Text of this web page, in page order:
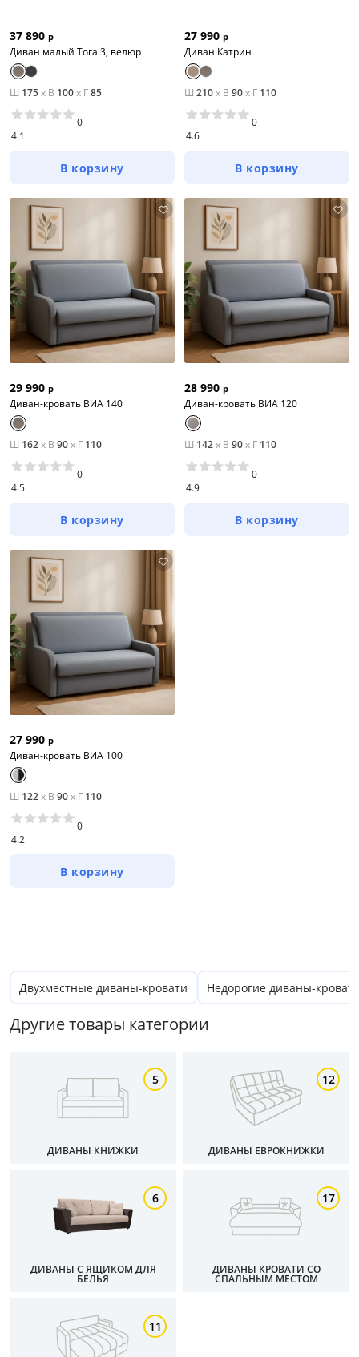
37 890 р
Диван малый Тога 3, велюр
Ш 175x В 100x Г85
4.1
0
В корзину
27 990 р
Диван Катрин
Ш 210x В 90x Г 110
4.6
0
В корзину
29 990 р
Диван-кровать ВИА 140
Ш 162x В 90x Г 110
4.5
0
В корзину
28 990 р
Диван-кровать ВИА 120
Ш 142x В 90x Г 110
4.9
0
В корзину
27 990 р
Диван-кровать ВИА 100
Ш 122x В 90x Г 110
4.2
0
В корзину
Двухместные диваны-кровати Недорогие диваны-
Другие товары категории
5
ДИВАНЫ КНИЖКИ
12
ДИВАНЫ ЕВРОКНИЖКИ
6
ДИВАНЫ С ЯЩИКОМ ДЛЯ
БЕЛЬЯ
17
ДИВАНЫ КРОВАТИ СО
СПАЛЬНЫМ МЕСТОМ
11